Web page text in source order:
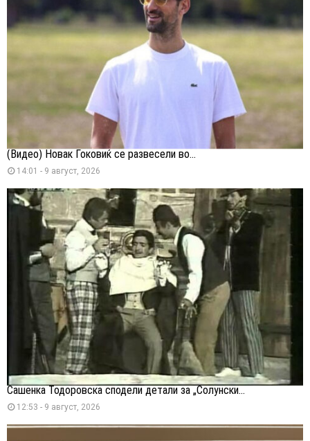
(Видео) Новак Ѓоковиќ се развесели во...
14:01 - 9 август, 2026
Сашенка Тодоровска сподели детали за „Солунски...
12:53 - 9 август, 2026